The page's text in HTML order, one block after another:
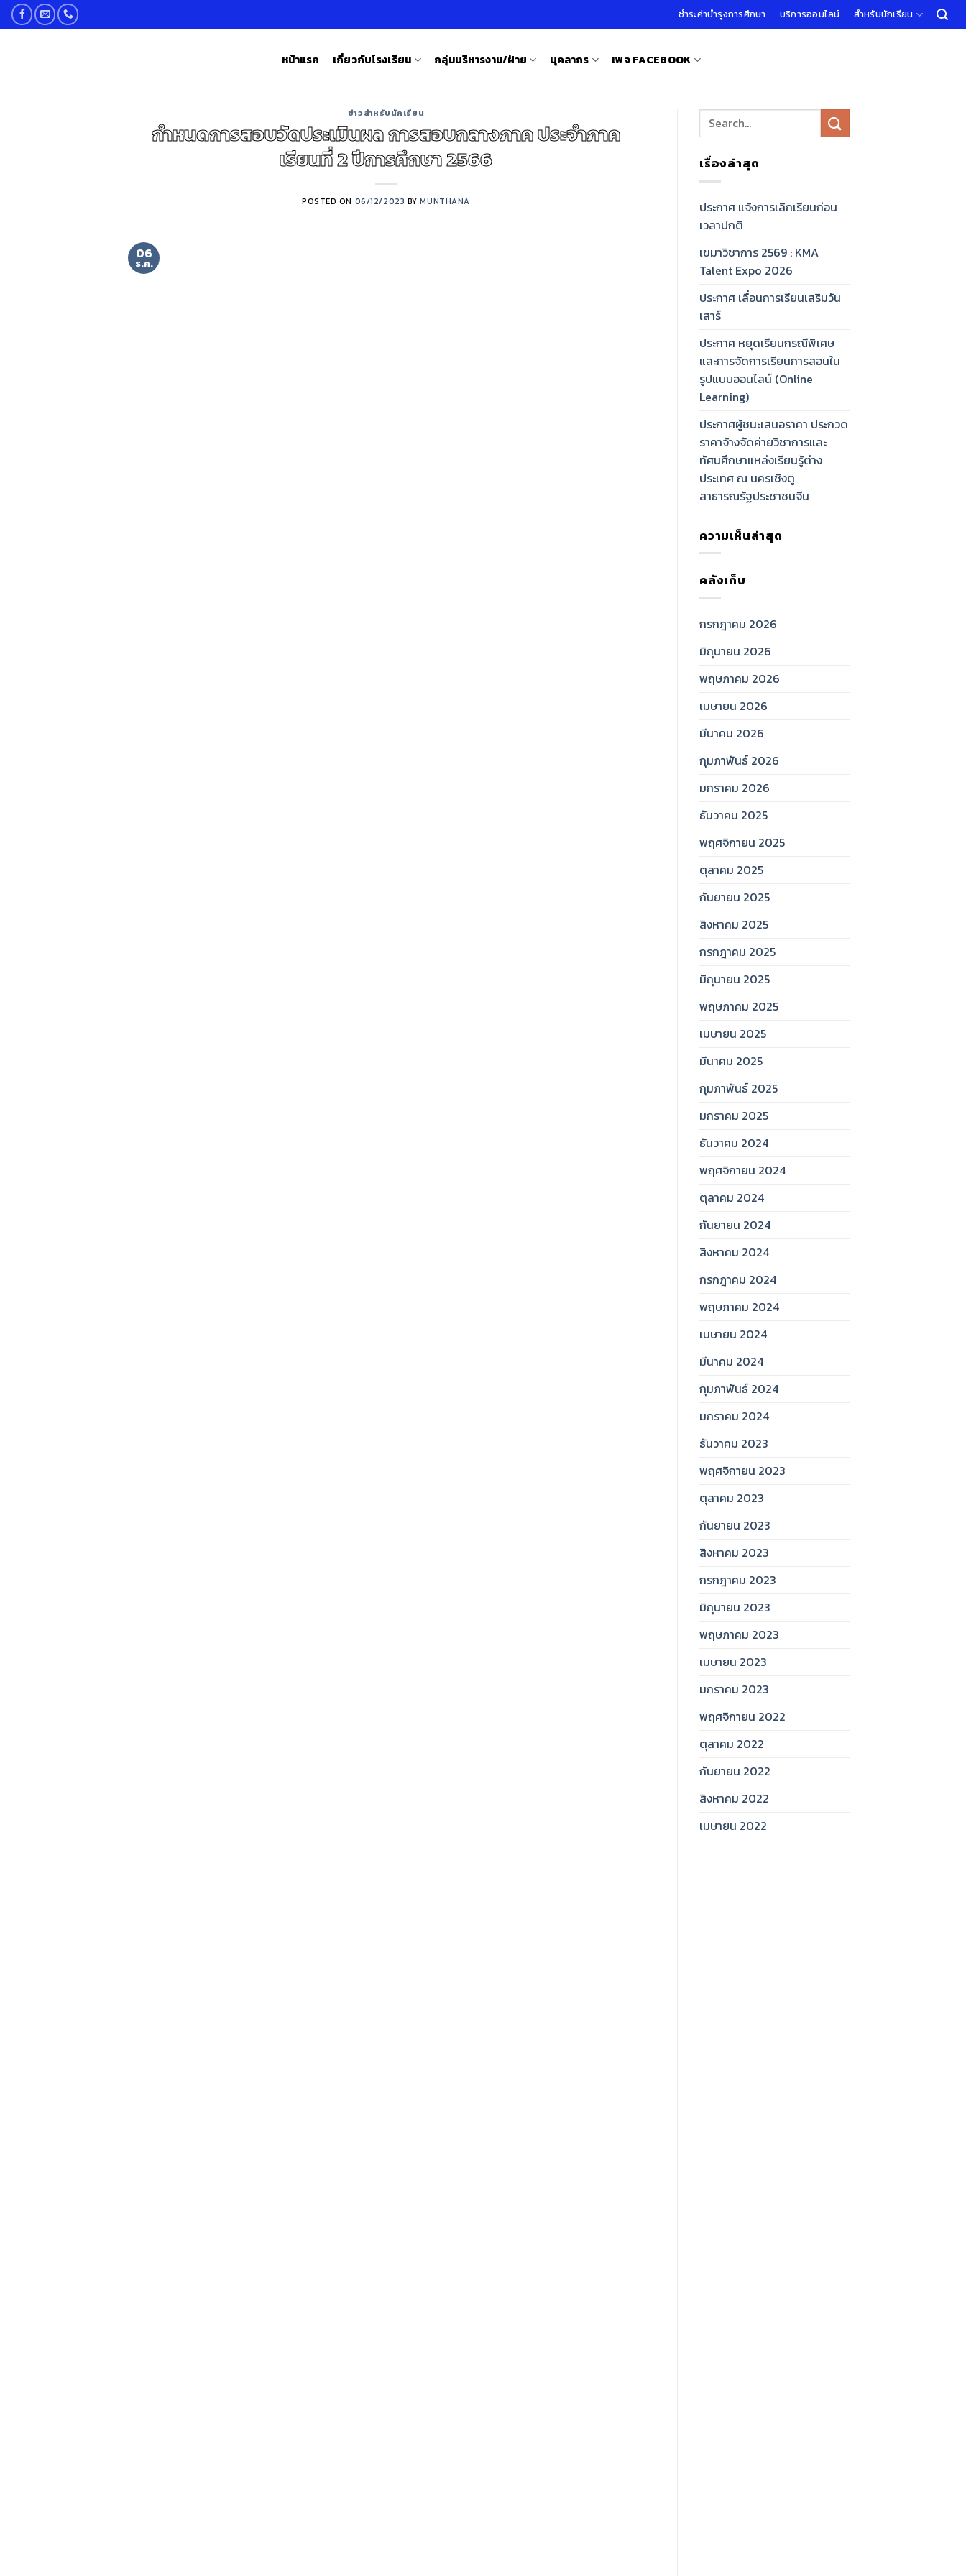
Skip
to
ชำระค่าบำรุงการศึกษา บริการออนไลน์ สำหรับนักเรียน
หน้าแรก เกี่ยวกับโรงเรียน กลุ่มบริหารงาน/ฝ่าย บุคลากร เพจ FACEBOOK
ข่าวสำหรับนักเรียน
กำหนดการสอบวัดประเมินผล การสอบกลางภาค ประจำภาค
เรียนที่ 2 ปีการศึกษา 2566
POSTED ON 06/12/2023 BYMUNTHANA
06
ธ.ค.
เรื่องล่าสุด
ประกาศ แจ้งการเลิกเรียนก่อน
เวลาปกติ
เขมาวิชาการ 2569 : KMA
Talent Expo 2026
ประกาศ เลื่อนการเรียนเสริมวัน
เสาร์
ประกาศ หยุดเรียนกรณีพิเศษ
และการจัดการเรียนการสอนใน
รูปแบบออนไลน์ (Online
Learning)
ประกาศผู้ชนะเสนอราคา ประกวด
ราคาจ้างจัดค่ายวิชาการและ
ทัศนศึกษาแหล่งเรียนรู้ต่าง
ประเทศ ณ นครเชิงตู
สาธารณรัฐประชาชนจีน
ความเห็นล่าสุด
คลังเก็บ
กรกฎาคม 2026
มิถุนายน 2026
พฤษภาคม 2026
เมษายน 2026
มีนาคม 2026
กุมภาพันธ์ 2026
มกราคม 2026
ธันวาคม 2025
พฤศจิกายน 2025
ตุลาคม 2025
กันยายน 2025
สิงหาคม 2025
กรกฎาคม 2025
มิถุนายน 2025
พฤษภาคม 2025
เมษายน 2025
มีนาคม 2025
กุมภาพันธ์ 2025
มกราคม 2025
ธันวาคม 2024
พฤศจิกายน 2024
ตุลาคม 2024
กันยายน 2024
สิงหาคม 2024
กรกฎาคม 2024
พฤษภาคม 2024
เมษายน 2024
มีนาคม 2024
กุมภาพันธ์ 2024
มกราคม 2024
ธันวาคม 2023
พฤศจิกายน 2023
ตุลาคม 2023
กันยายน 2023
สิงหาคม 2023
กรกฎาคม 2023
มิถุนายน 2023
พฤษภาคม 2023
เมษายน 2023
มกราคม 2023
พฤศจิกายน 2022
ตุลาคม 2022
กันยายน 2022
สิงหาคม 2022
เมษายน 2022